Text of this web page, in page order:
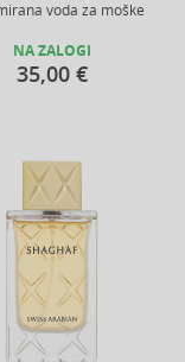
voda za moške
NA ZALOGI
35,00 €